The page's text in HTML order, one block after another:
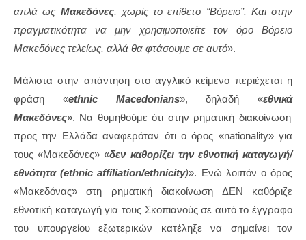
απλά ως Μακεδόνες, χωρίς το επίθετο “Βόρειο”. Και στην
πραγματικότητα να μην χρησιμοποιείτε τον όρο Βόρειο
Μακεδόνες τελείως, αλλά θα φτάσουμε σε αυτό».
Μάλιστα στην απάντηση στο αγγλικό κείμενο περιέχεται η
φράση «ethnic Macedonians», δηλαδή «εθνικά
Μακεδόνες». Να θυμηθούμε ότι στην ρηματική διακοίνωση
προς την Ελλάδα αναφερόταν ότι ο όρος «nationality» για
τους «Μακεδόνες» «δεν καθορίζει την εθνοτική καταγωγή/
εθνότητα (ethnic affiliation/ethnicity)». Ενώ λοιπόν ο όρος
«Μακεδόνας» στη ρηματική διακοίνωση ΔΕΝ καθόριζε
εθνοτική καταγωγή για τους Σκοπιανούς σε αυτό το έγγραφο
του υπουργείου εξωτερικών κατέληξε να σημαίνει τον